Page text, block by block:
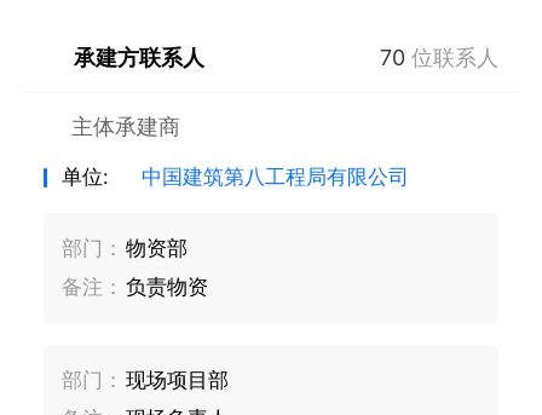
承建方联系人 70 位联系人
主体承建商
单位: 中国建筑第八工程局有限公司
部门： 物资部
备注： 负责物资
部门： 现场项目部